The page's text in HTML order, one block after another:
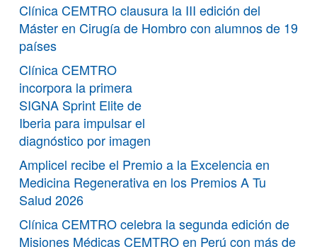
Clínica CEMTRO clausura la III edición del
Máster en Cirugía de Hombro con alumnos de 19
países
Clínica CEMTRO
incorpora la primera
SIGNA Sprint Elite de
Iberia para impulsar el
diagnóstico por imagen
Amplicel recibe el Premio a la Excelencia en
Medicina Regenerativa en los Premios A Tu
Salud 2026
Clínica CEMTRO celebra la segunda edición de
Misiones Médicas CEMTRO en Perú con más de